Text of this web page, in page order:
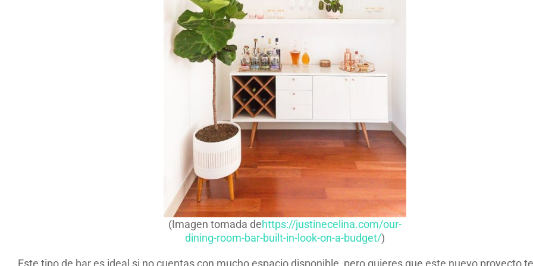
(Imagen tomada dehttps://justinecelina.com/our-
dining-room-bar-built-in-look-on-a-budget/)